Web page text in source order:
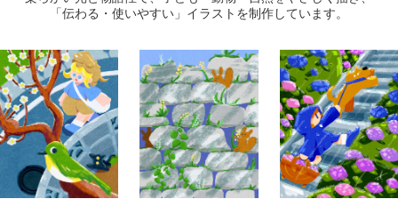
「伝わる・使いやすい」イラストを制作しています。